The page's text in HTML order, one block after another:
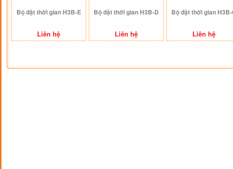
Bộ đặt thời gian H3B-E
Liên hệ
Bộ đặt thời gian H3B-D
Liên hệ
Bộ đặt thời gian H3B-
Liên hệ